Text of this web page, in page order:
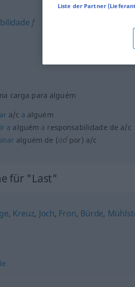
f
carga para alguém
a/c a alguém
a alguém a responsabilidade de a/c
alguém de (odpor) a/c
für "Last"
, Kreuz, Joch, Fron, Bürde,
Liste der Partner